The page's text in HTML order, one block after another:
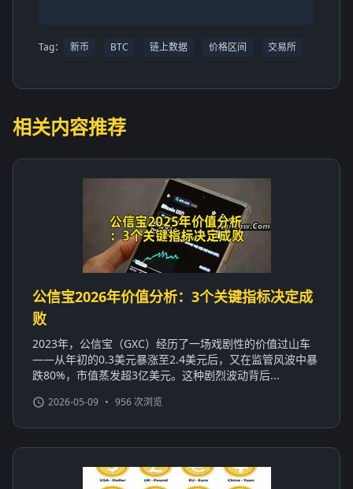
Tag： 新币 BTC 链上数据 价格区间 交易所
相关内容推荐
公信宝2026年价值分析：3个关键指标决定成
败
2023年，公信宝（GXC）经历了一场戏剧性的价值过山车
——从年初的0.3美元暴涨至2.4美元后，又在监管风波中暴
跌80%，市值蒸发超3亿美元。这种剧烈波动背后...
2026-05-09 • 956 次浏览